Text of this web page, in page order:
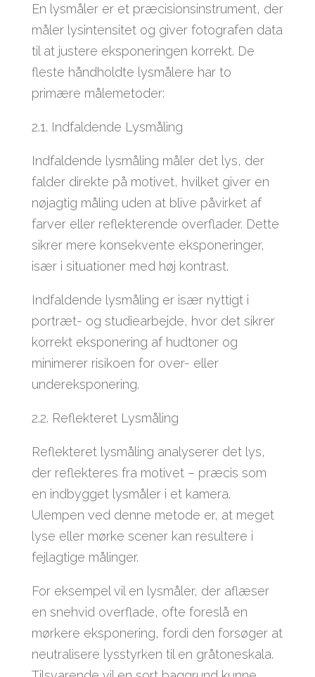
En lysmåler er et præcisionsinstrument, der
måler lysintensitet og giver fotografen data
til at justere eksponeringen korrekt. De
fleste håndholdte lysmålere har to
primære målemetoder:
2.1. Indfaldende Lysmåling
Indfaldende lysmåling måler det lys, der
falder direkte på motivet, hvilket giver en
nøjagtig måling uden at blive påvirket af
farver eller reflekterende overflader. Dette
sikrer mere konsekvente eksponeringer,
især i situationer med høj kontrast.
Indfaldende lysmåling er især nyttigt i
portræt- og studiearbejde, hvor det sikrer
korrekt eksponering af hudtoner og
minimerer risikoen for over- eller
undereksponering.
2.2. Reflekteret Lysmåling
Reflekteret lysmåling analyserer det lys,
der reflekteres fra motivet – præcis som
en indbygget lysmåler i et kamera.
Ulempen ved denne metode er, at meget
lyse eller mørke scener kan resultere i
fejlagtige målinger.
For eksempel vil en lysmåler, der aflæser
en snehvid overflade, ofte foreslå en
mørkere eksponering, fordi den forsøger at
neutralisere lysstyrken til en gråtoneskala.